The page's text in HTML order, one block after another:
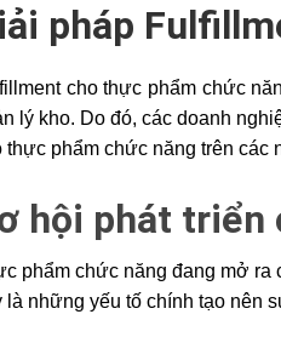
pháp
cho thực phẩm chức
lý kho. Do đó, các doanh
thực phẩm chức năng trên các
hội phát triển
phẩm chức năng đang mở
là những yếu tố chính tạo nên